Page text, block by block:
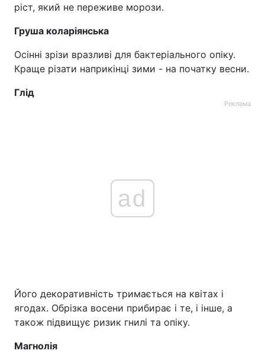
ріст, який не переживе морози.
Груша коларіянська
Осінні зрізи вразливі для бактеріального опіку.
Краще різати наприкінці зими - на початку весни.
Глід
Реклама
ad
Його декоративність тримається на квітах і
ягодах. Обрізка восени прибирає і те, і інше, а
також підвищує ризик гнилі та опіку.
Магнолія